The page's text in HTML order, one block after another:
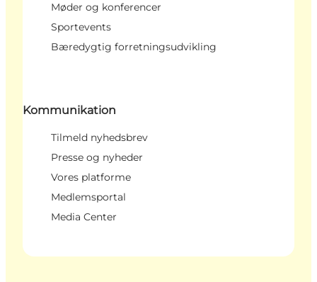
Møder og konferencer
Sportevents
Bæredygtig forretningsudvikling
Kommunikation
Tilmeld nyhedsbrev
Presse og nyheder
Vores platforme
Medlemsportal
Media Center